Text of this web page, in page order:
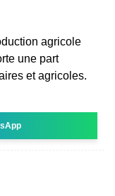
agricole
une part
et agricoles.